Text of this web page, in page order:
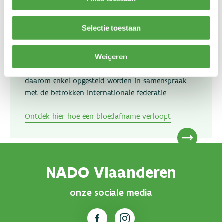
Selectie toestaan
Weigeren
disciplinair dossier opgesteld worden.
biologisch paspoort heeft waarin alle
testresultaten (zowel nationaal als internationaal)
verzameld worden. Een biologisch paspoort kan
daarom enkel opgesteld worden in samenspraak
met de betrokken internationale federatie.
Ontdek hier hoe een bloedafname verloopt
NADO Vlaanderen
onze sociale media